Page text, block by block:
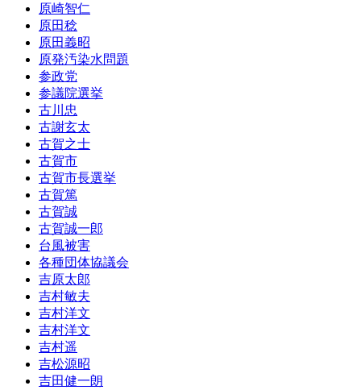
原崎智仁
原田稔
原田義昭
原発汚染水問題
参政党
参議院選挙
古川忠
古謝玄太
古賀之士
古賀市
古賀市長選挙
古賀篤
古賀誠
古賀誠一郎
台風被害
各種団体協議会
吉原太郎
吉村敏夫
吉村洋文
吉村洋文
吉村遥
吉松源昭
吉田健一朗